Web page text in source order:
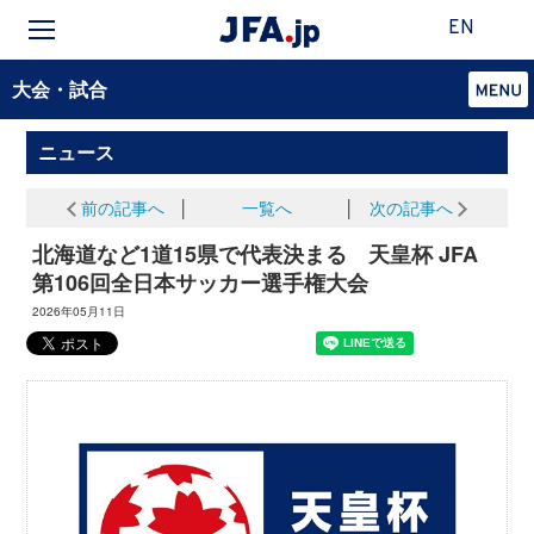
EN
大会・試合
ニュース
前の記事へ 一覧へ 次の記事へ
北海道など1道15県で代表決まる 天皇杯 JFA
第106回全日本サッカー選手権大会
2026年05月11日